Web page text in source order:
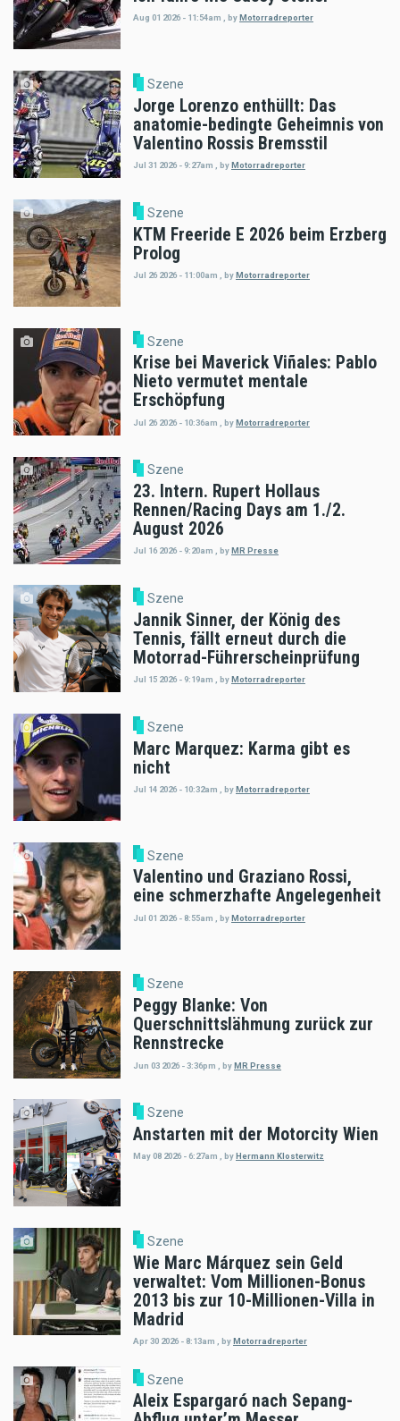
Aug 01 2026 - 11:54am , byMotorradreporter
Szene
Jorge Lorenzo enthüllt: Das
anatomie-bedingte Geheimnis von
Valentino Rossis Bremsstil
Jul 31 2026 - 9:27am byMotorradreporter
Szene
KTM Freeride E 2026 beim Erzberg
Prolog
Jul 26 2026 - 11:00am byMotorradreporter
Szene
Krise bei Maverick Viñales: Pablo
Nieto vermutet mentale
Erschöpfung
Jul 26 2026 - 10:36am byMotorradreporter
Szene
23. Intern. Rupert Hollaus
Rennen/Racing Days am 1./2.
August 2026
Jul 16 2026 - 9:20am , by MR Presse
Szene
Jannik Sinner, der König des
Tennis, fällt erneut durch die
Motorrad-Führerscheinprüfung
Jul 15 2026 - 9:19am byMotorradreporter
Szene
Marc Marquez: Karma gibt es
nicht
Jul 14 2026 - 10:32am byMotorradreporter
Szene
Valentino und Graziano Rossi,
eine schmerzhafte Angelegenheit
Jul 01 2026 - 8:55am byMotorradreporter
Szene
Peggy Blanke: Von
Querschnittslähmung zurück zur
Rennstrecke
Jun 03 2026 - 3:36pm byMR Presse
Szene
Anstarten mit der Motorcity Wien
May 08 2026 - 6:27am , byHermann Klosterwitz
Szene
Wie Marc Márquez sein Geld
verwaltet: Vom Millionen-Bonus
2013 bis zur 10-Millionen-Villa in
Madrid
Apr 30 2026 - 8:13am byMotorradreporter
Szene
Aleix Espargaró nach Sepang-